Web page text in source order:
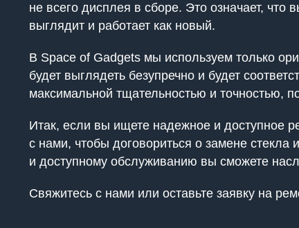
не всего дисплея в сборе. Это означает,
выглядит и работает как новый.
В Space of Gadgets мы используем только
будет выглядеть безупречно и будет
максимальной тщательностью и точностью,
Итак, если вы ищете надежное и доступное
с нами, чтобы договориться о замене
и доступному обслуживанию вы сможете
Свяжитесь с нами или оставьте заявку на